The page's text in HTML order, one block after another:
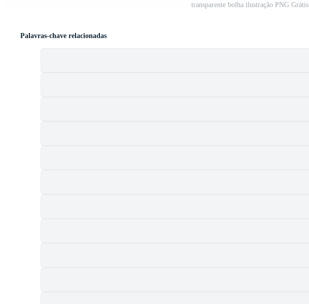
transparente bolha ilustração PNG Grátis
Palavras-chave relacionadas